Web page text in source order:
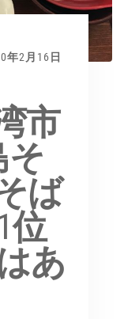
年2月16日
市
そ
ば
位
あ